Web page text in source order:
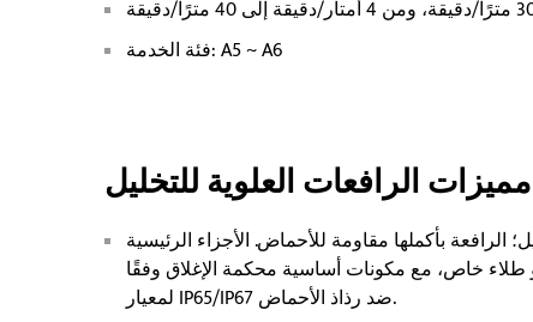
فئة الخدمة: A5 ~ A6
مميزات الرافعات العلوية للتخليل
الرافعة بأكملها مقاومة للأحماض. الأجزاء الرئيسية
طلاء خاص، مع مكونات أساسية محكمة الإغلاق وفقًا
لمعيار IP65/IP67 ضد رذاذ الأحماض.